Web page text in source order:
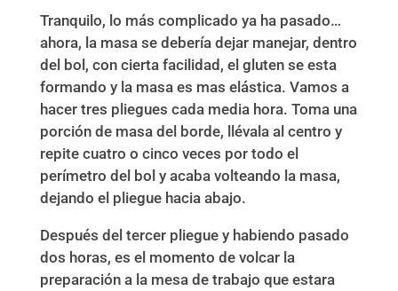
Tranquilo, lo más complicado ya ha pasado…
ahora, la masa se debería dejar manejar, dentro
del bol, con cierta facilidad, el gluten se esta
formando y la masa es mas elástica. Vamos a
hacer tres pliegues cada media hora. Toma una
porción de masa del borde, llévala al centro y
repite cuatro o cinco veces por todo el
perímetro del bol y acaba volteando la masa,
dejando el pliegue hacia abajo.
Después del tercer pliegue y habiendo pasado
dos horas, es el momento de volcar la
preparación a la mesa de trabajo que estara